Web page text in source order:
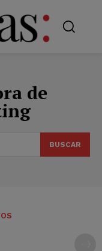
de
BUSCAR